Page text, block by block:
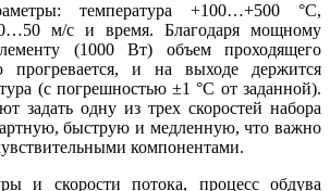
температура +100…+500 °C,
м/с и время. Благодаря мощному
(1000 Вт) объем проходящего
прогревается, и на выходе держится
(с погрешностью ±1 °C от заданной).
задать одну из трех скоростей набора
быструю и медленную, что важно
компонентами.
и скорости потока, процесс обдува